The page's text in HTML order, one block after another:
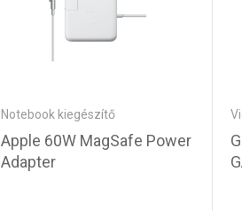
Notebook kiegészítő
Apple 60W MagSafe Power
Adapter